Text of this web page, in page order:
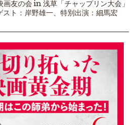
友の会 in 浅草「チャップリン大会」
スト：岸野雄一、特別出演：細馬宏